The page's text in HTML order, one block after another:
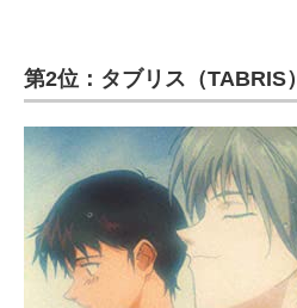
第2位：タブリス（TABRIS）